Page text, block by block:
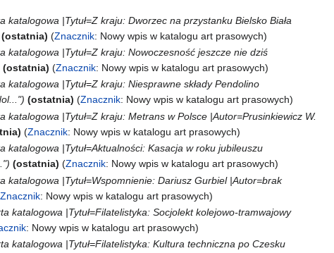
|Tytuł=Z kraju: Dworzec na przystanku Bielsko Biała
ostatnia Znacznik: Nowy wpis w katalogu art prasowych
katalogowa |Tytuł=Z kraju: Nowoczesność jeszcze nie dziś
ostatnia Znacznik: Nowy wpis w katalogu art prasowych
|Tytuł=Z kraju: Niesprawne składy Pendolino
ostatnia Znacznik: Nowy wpis w katalogu art prasowych
katalogowa |Tytuł=Z kraju: Metrans w Polsce |Autor=Prusinkiewicz W.
Znacznik: Nowy wpis w katalogu art prasowych
katalogowa |Tytuł=Aktualności: Kasacja w roku jubileuszu
ostatnia Znacznik: Nowy wpis w katalogu art prasowych
katalogowa |Tytuł=Wspomnienie: Dariusz Gurbiel |Autor=brak
Znacznik: Nowy wpis w katalogu art prasowych
katalogowa |Tytuł=Filatelistyka: Socjolekt kolejowo-tramwajowy
: Nowy wpis w katalogu art prasowych
katalogowa |Tytuł=Filatelistyka: Kultura techniczna po Czesku